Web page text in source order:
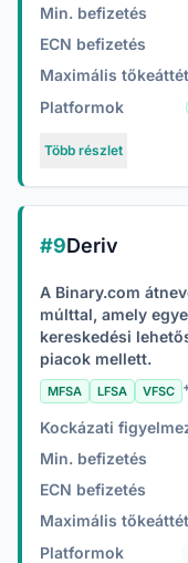
Min. befizetés
ECN befizetés
Maximális
Platformok
Több részlet
#9Deriv
A Binary.com
múlttal, amely
kereskedési
piacok mellett.
MFSA LFSA VFSC
Kockázati
Min. befizetés
ECN befizetés
Maximális
Platformok